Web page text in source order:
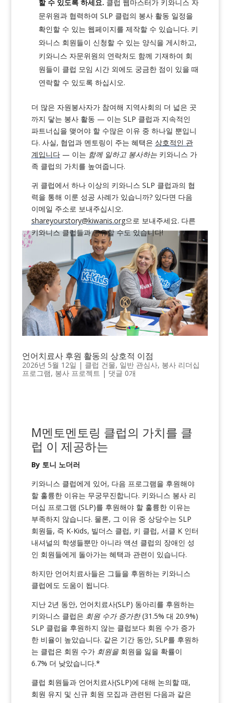
할 수 있도록 하세요. 클럽 웹마스터가 키와니스 자
문위원과 협력하여 SLP 클럽의 봉사 활동 일정을
확인할 수 있는 웹페이지를 제작할 수 있습니다. 키
와니스 회원들이 신청할 수 있는 양식을 게시하고,
키와니스 자문위원의 연락처도 함께 기재하여 회
원들이 클럽 모임 시간 외에도 궁금한 점이 있을 때
연락할 수 있도록 하십시오.
더 많은 자원봉사자가 참여해 지역사회의 더 넓은 곳
까지 닿는 봉사 활동 — 이는 SLP 클럽과 지속적인
파트너십을 맺어야 할 수많은 이유 중 하나일 뿐입니
다. 사실, 협업과 멘토링이 주는 혜택은 상호적인 관
계입니다— 이는 함께 일하고 봉사하는키와니스 가
족 클럽의 가치를 높여줍니다.
귀 클럽에서 하나 이상의 키와니스 SLP 클럽과의 협
력을 통해 이룬 성공 사례가 있습니까? 있다면 다음
이메일 주소로 보내주십시오.
shareyourstory@kiwanis.org으로 보내주세요. 다른
키와니스 클럽들과 공유할 수도 있습니다!
언어치료사 후원 활동의 상호적 이점
2026년 5월 12일 | 클럽 건물, 일반 관심사, 봉사 리더십
프로그램, 봉사 프로젝트 | 댓글 0개
M멘토멘토링 클럽의 가치를 클
럽 이 제공하는
By 토니 노더러
키와니스 클럽에게 있어, 다음 프로그램을 후원해야
할 훌륭한 이유는 무궁무진합니다. 키와니스 봉사 리
더십 프로그램 (SLP)를 후원해야 할 훌륭한 이유는
부족하지 않습니다. 물론, 그 이유 중 상당수는 SLP
회원들, 즉 K-Kids, 빌더스 클럽, 키 클럽, 서클 K 인터
내셔널의 학생들뿐만 아니라 액션 클럽의 장애인 성
인 회원들에게 돌아가는 혜택과 관련이 있습니다.
하지만 언어치료사들은 그들을 후원하는 키와니스
클럽에도 도움이 됩니다.
지난 2년 동안, 언어치료사(SLP) 동아리를 후원하는
키와니스 클럽은 회원 수가 증가한(31.5% 대 20.9%)
SLP 클럽을 후원하지 않는 클럽보다 회원 수가 증가
한 비율이 높았습니다. 같은 기간 동안, SLP를 후원하
는 클럽은 회원 수가 회원을회원을 잃을 확률이
6.7% 더 낮았습니다.*
클럽 회원들과 언어치료사(SLP)에 대해 논의할 때,
회원 유지 및 신규 회원 모집과 관련된 다음과 같은